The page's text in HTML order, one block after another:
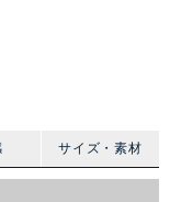
サイズ・素材